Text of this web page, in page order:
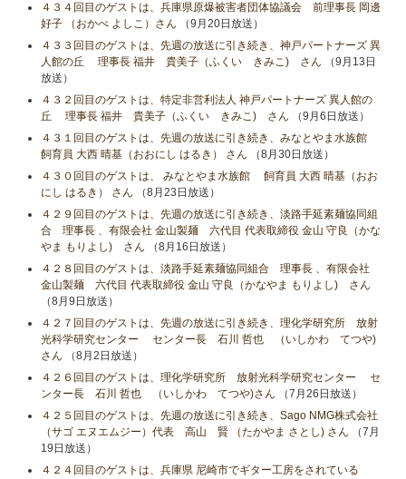
４３４回目のゲストは、兵庫県原爆被害者団体協議会 前理事長 岡邊
好子 （おかべ よしこ）さん （9月20日放送）
４３３回目のゲストは、先週の放送に引き続き、神戸パートナーズ 異
人館の丘 理事長 福井 貴美子（ふくい きみこ) さん （9月13日
放送）
４３２回目のゲストは、特定非営利法人 神戸パートナーズ 異人館の
丘 理事長 福井 貴美子（ふくい きみこ) さん （9月6日放送）
４３１回目のゲストは、先週の放送に引き続き、みなとやま水族館
飼育員 大西 晴基（おおにし はるき） さん （8月30日放送）
４３０回目のゲストは、 みなとやま水族館 飼育員 大西 晴基（おお
にし はるき） さん （8月23日放送）
４２９回目のゲストは、先週の放送に引き続き、淡路手延素麺協同組
合 理事長 、有限会社 金山製麺 六代目 代表取締役 金山 守良（かな
やま もりよし) さん （8月16日放送）
４２８回目のゲストは、淡路手延素麺協同組合 理事長 、有限会社
金山製麺 六代目 代表取締役 金山 守良（かなやま もりよし) さん
（8月9日放送）
４２７回目のゲストは、先週の放送に引き続き、理化学研究所 放射
光科学研究センター センター長 石川 哲也 （いしかわ てつや)
さん （8月2日放送）
４２６回目のゲストは、理化学研究所 放射光科学研究センター セ
ンター長 石川 哲也 （いしかわ てつや)さん （7月26日放送）
４２５回目のゲストは、先週の放送に引き続き、Sago NMG株式会社
（サゴ エヌエムジー）代表 高山 賢 （たかやま さとし) さん （7月
19日放送）
４２４回目のゲストは、兵庫県 尼崎市でギター工房をされている